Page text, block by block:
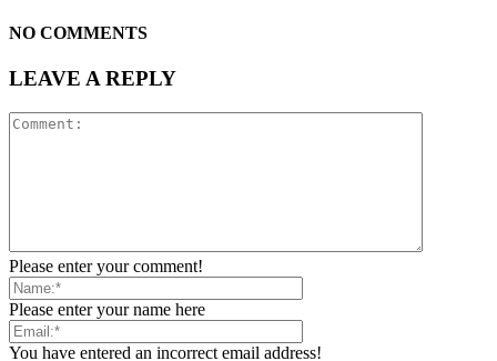
NO COMMENTS
LEAVE A REPLY
Please enter your comment!
Please enter your name here
You have entered an incorrect email address!